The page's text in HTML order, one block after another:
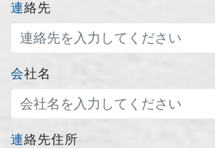
連絡先
会社名
連絡先住所